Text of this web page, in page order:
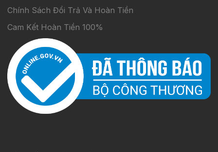
Chính Sách Đổi Trả Và Hoàn Tiền
Cam Kết Hoàn Tiền 100%